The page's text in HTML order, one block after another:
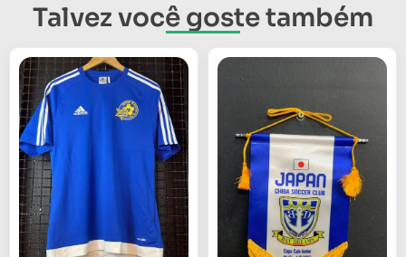
Talvez você goste também